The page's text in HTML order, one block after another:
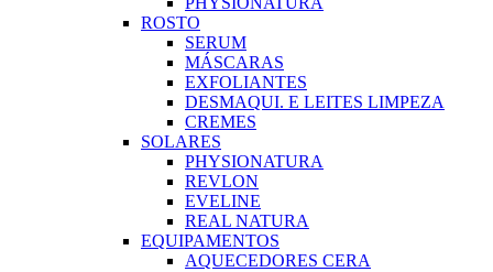
ROSTO
SERUM
MÁSCARAS
EXFOLIANTES
DESMAQUI. E LEITES LIMPEZA
CREMES
SOLARES
PHYSIONATURA
REVLON
EVELINE
REAL NATURA
EQUIPAMENTOS
AQUECEDORES CERA